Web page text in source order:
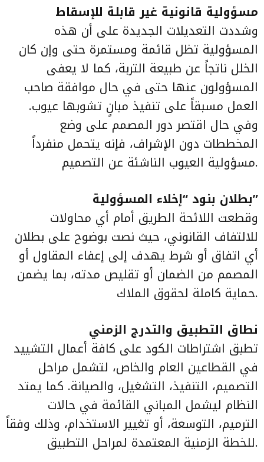
مسؤولية قانونية غير قابلة للإسقاط
وشددت التعديلات الجديدة على أن هذه
المسؤولية تظل قائمة ومستمرة حتى وإن كان
الخلل ناتجاً عن طبيعة التربة، كما لا يعفى
المسؤولون عنها حتى في حال موافقة صاحب
العمل مسبقاً على تنفيذ مبانٍ تشوبها عيوب.
وفي حال اقتصر دور المصمم على وضع
المخططات دون الإشراف، فإنه يتحمل منفرداً
مسؤولية العيوب الناشئة عن التصميم.
بطلان بنود “إخلاء المسؤولية”
وقطعت اللائحة الطريق أمام أي محاولات
للالتفاف القانوني، حيث نصت بوضوح على بطلان
أي اتفاق أو شرط يهدف إلى إعفاء المقاول أو
المصمم من الضمان أو تقليص مدته، بما يضمن
حماية كاملة لحقوق الملاك.
نطاق التطبيق والتدرج الزمني
تطبق اشتراطات الكود على كافة أعمال التشييد
في القطاعين العام والخاص، لتشمل مراحل
التصميم، التنفيذ، التشغيل، والصيانة. كما يمتد
النظام ليشمل المباني القائمة في حالات
الترميم، التوسعة، أو تغيير الاستخدام، وذلك وفقاً
للخطة الزمنية المعتمدة لمراحل التطبيق.